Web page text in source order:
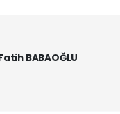
BABAOĞLU